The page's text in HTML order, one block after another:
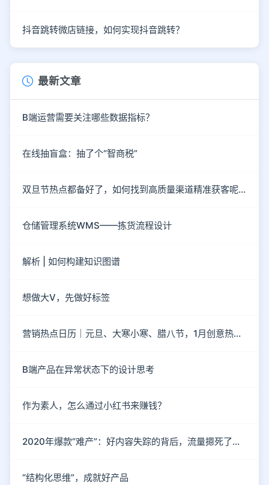
抖音跳转微店链接，如何实现抖音跳转？
最新文章
B端运营需要关注哪些数据指标？
在线抽盲盒：抽了个“智商税”
双旦节热点都备好了，如何找到高质量渠道精准获客呢？
仓储管理系统WMS——拣货流程设计
解析 | 如何构建知识图谱
想做大V，先做好标签
营销热点日历｜元旦、大寒小寒、腊八节，1月创意热点都在这
B端产品在异常状态下的设计思考
作为素人，怎么通过小红书来赚钱？
2020年爆款“难产”：好内容失踪的背后，流量摁死了内容
“结构化思维”，成就好产品